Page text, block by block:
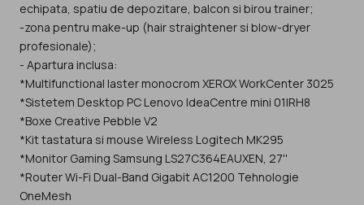
echipata, spatiu de depozitare, balcon si birou trainer;
-zona pentru make-up (hair straightener si blow-dryer
profesionale);
- Apartura inclusa:
*Multifunctional laster monocrom XEROX WorkCenter 3025
*Sistetem Desktop PC Lenovo IdeaCentre mini 01IRH8
*Boxe Creative Pebble V2
*Kit tastatura si mouse Wireless Logitech MK295
*Monitor Gaming Samsung LS27C364EAUXEN, 27''
*Router Wi-Fi Dual-Band Gigabit AC1200 Tehnologie
OneMesh